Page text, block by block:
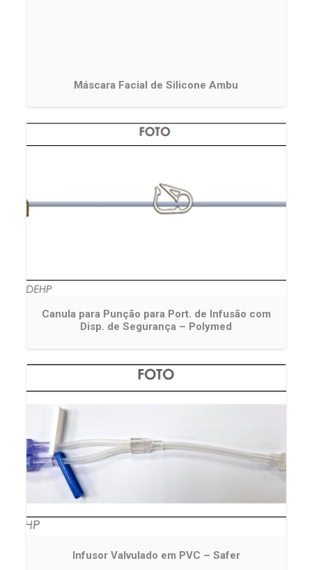
Máscara Facial de Silicone Ambu
Canula para Punção para Port. de Infusão com
Disp. de Segurança – Polymed
Infusor Valvulado em PVC – Safer